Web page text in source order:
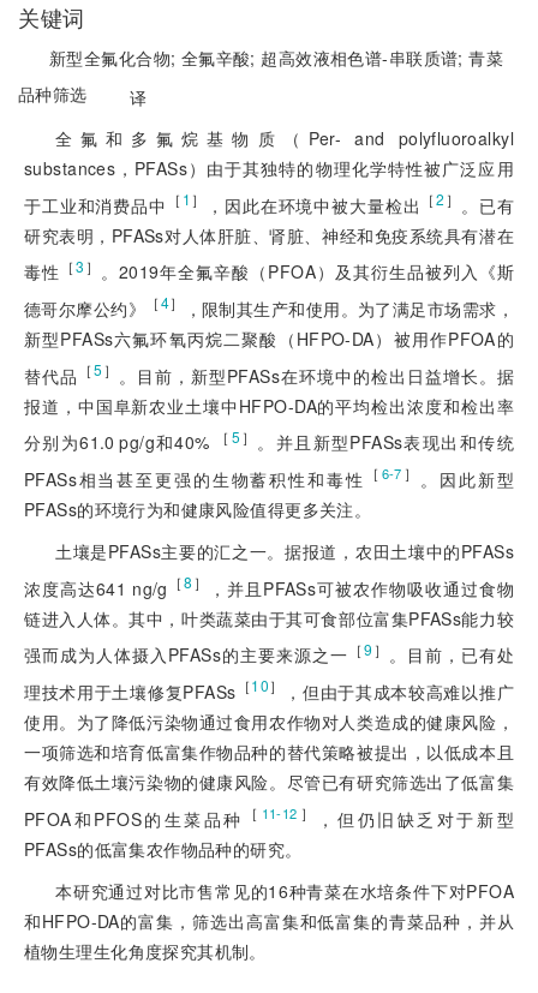
关键词
新型全氟化合物; 全氟辛酸; 超高效液相色谱-串联质谱;青菜
品种筛选
译
全氟和多氟烷基物质（Per- and polyfluoroalkyl
substances，PFASs）由于其独特的物理化学特性被广泛应用
于工业和消费品中
［ 1 ］ ，因此在环境中被大量检出 ［2 ］
。已有
研究表明，PFASs对人体肝脏、肾脏、神经和免疫系统具有潜在
毒性 ［3 ］ 。2019年全氟辛酸（PFOA）及其衍生品被列入《斯
德哥尔摩公约》
［4］
，限制其生产和使用。为了满足市场需求，
新型PFASs六氟环氧丙烷二聚酸（HFPO-DA）被用作PFOA的
替代品 ［5 ］
。目前，新型PFASs在环境中的检出日益增长。据
报道，中国阜新农业土壤中HFPO-DA的平均检出浓度和检出率
分别为61.0 pg/g和40% ［ 5 ］ 。并且新型PFASs表现出和传统
PFASs相当甚至更强的生物蓄积性和毒性
［ 6-7 ］
。因此新型
PFASs的环境行为和健康风险值得更多关注。
土壤是PFASs主要的汇之一。据报道，农田土壤中的PFASs
浓度高达641 ng/g ［8 ］
，并且PFASs可被农作物吸收通过食物
链进入人体。其中，叶类蔬菜由于其可食部位富集PFASs能力较
强而成为人体摄入PFASs的主要来源之一 ［9 ］ 。目前，已有处
理技术用于土壤修复PFASs ［10］
，但由于其成本较高难以推广
使用。为了降低污染物通过食用农作物对人类造成的健康风险，
一项筛选和培育低富集作物品种的替代策略被提出，以低成本且
有效降低土壤污染物的健康风险。尽管已有研究筛选出了低富集
PFOA和PFOS的生菜品种
［ 11-12 ］
，但仍旧缺乏对于新型
PFASs的低富集农作物品种的研究。
本研究通过对比市售常见的16种青菜在水培条件下对PFOA
和HFPO-DA的富集，筛选出高富集和低富集的青菜品种，并从
植物生理生化角度探究其机制。